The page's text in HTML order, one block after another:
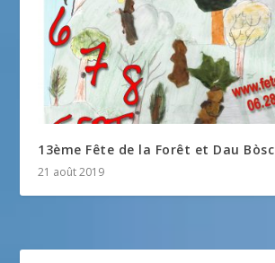
13ème Fête de la Forêt et Dau Bòsc
21 août 2019